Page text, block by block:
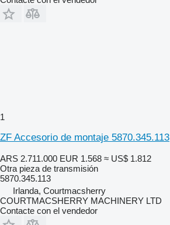
1
ZF Accesorio de montaje 5870.345.113
ARS 2.711.000 EUR 1.568 ≈ US$ 1.812
Otra pieza de transmisión
5870.345.113
Irlanda, Courtmacsherry
COURTMACSHERRY MACHINERY LTD
Contacte con el vendedor